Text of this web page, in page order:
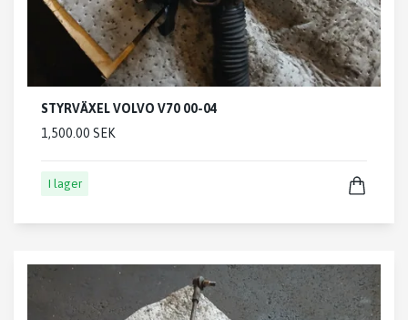
STYRVÄXEL VOLVO V70 00-04
1,500.00 SEK
I lager